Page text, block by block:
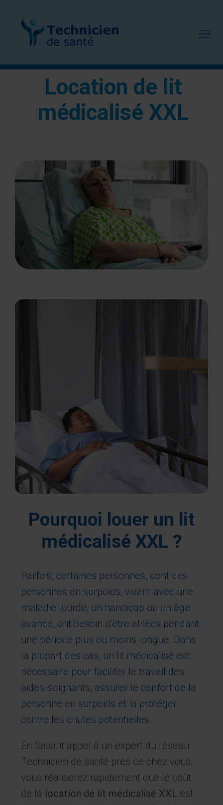
contenu
Location de lit
médicalisé XXL
Pourquoi louer un lit
médicalisé XXL ?
Parfois, certaines personnes, dont des
personnes en surpoids, vivant avec une
maladie lourde, un handicap ou un âge
avancé, ont besoin d’être alitées pendant
une période plus ou moins longue. Dans
la plupart des cas, un lit médicalisé est
nécessaire pour faciliter le travail des
aides-soignants, assurer le confort de la
personne en surpoids et la protéger
contre les chutes potentielles.
En faisant appel à un expert du réseau
Technicien de santé près de chez vous,
vous réaliserez rapidement que le coût
de la location de lit médicalisé XXL est